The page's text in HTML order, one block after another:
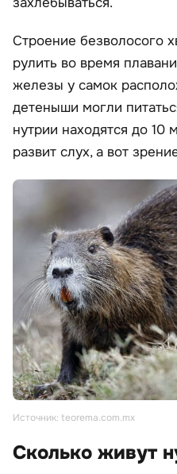
Строение безволосого
рулить во время
железы у самок
детеныши могли
нутрии находятся до 10
развит слух, а вот
Источник: teorema.com.mx
Сколько живут